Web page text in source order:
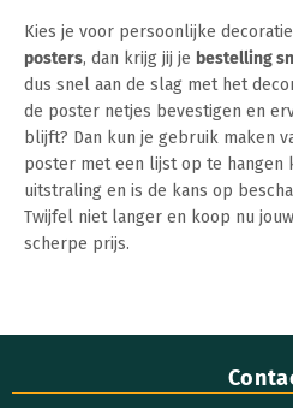
Kies je voor persoonlijke
posters, dan krijg jij je bestelling
dus snel aan de slag met het
de poster netjes bevestigen en
blijft? Dan kun je gebruik maken
poster met een lijst op te hangen
uitstraling en is de kans op
Twijfel niet langer en koop nu
scherpe prijs.